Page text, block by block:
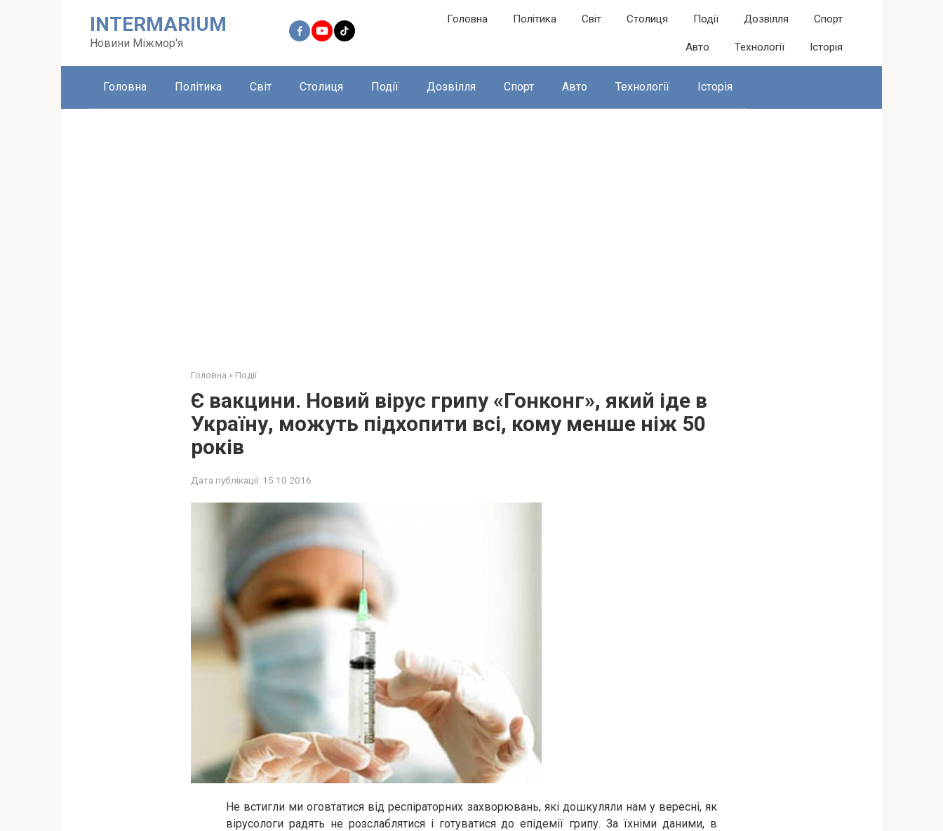
INTERMARIUM
Новини Міжмор'я
Головна Політика Світ Столиця Події Дозвілля Спорт
Авто Технології Історія
Головна Політика Світ Столиця Події Дозвілля Спорт Авто Технології Історія
Головна » Події
Є вакцини. Новий вірус грипу «Гонконг», який іде в
Україну, можуть підхопити всі, кому менше ніж 50
років
Дата публікації: 15.10.2016
Не встигли ми оговтатися від респіраторних захворювань, які дошкуляли нам у вересні, як
вірусологи радять не розслаблятися і готуватися до епідемії грипу. За їхніми даними, в